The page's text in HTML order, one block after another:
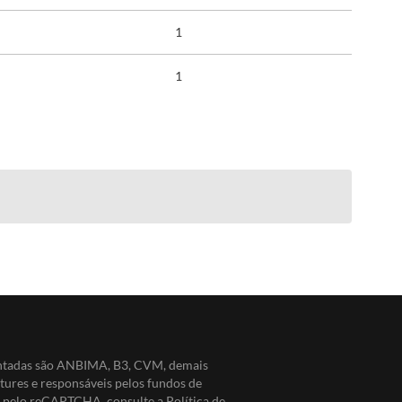
1
1
são ANBIMA, B3, CVM, demais
e responsáveis pelos fundos de